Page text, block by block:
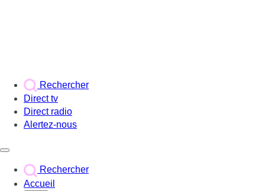
Rechercher
Direct tv
Direct radio
Alertez-nous
Rechercher
Accueil